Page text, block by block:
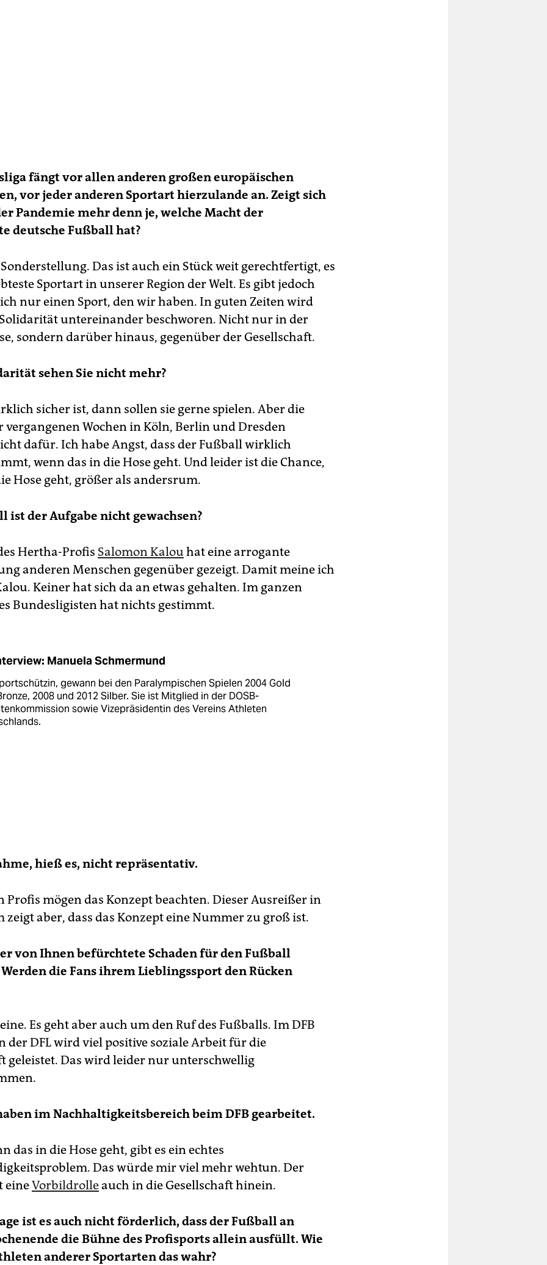
fängt vor allen anderen großen europäischen
vor jeder anderen Sportart hierzulande an. Zeigt sich
Pandemie mehr denn je, welche Macht der
deutsche Fußball hat?
Das ist auch ein Stück weit gerechtfertigt, es
Sportart in unserer Region der Welt. Es gibt jedoch
nur einen Sport, den wir haben. In guten Zeiten wird
untereinander beschworen. Nicht nur in der
sondern darüber hinaus, gegenüber der Gesellschaft.
sehen Sie nicht mehr?
sicher ist, dann sollen sie gerne spielen. Aber die
vergangenen Wochen in Köln, Berlin und Dresden
dafür. Ich habe Angst, dass der Fußball wirklich
wenn das in die Hose geht. Und leider ist die Chance,
Hose geht, größer als andersrum.
ist der Aufgabe nicht gewachsen?
Hertha-Profis Salomon Kalou hat eine arrogante
anderen Menschen gegenüber gezeigt. Damit meine ich
Keiner hat sich da an etwas gehalten. Im ganzen
Bundesligisten hat nichts gestimmt.
Manuela Schmermund
gewann bei den Paralympischen Spielen 2004 Gold
2008 und 2012 Silber. Sie ist Mitglied in der DOSB-
sowie Vizepräsidentin des Vereins Athleten
hieß es, nicht repräsentativ.
Profis mögen das Konzept beachten. Dieser Ausreißer in
zeigt aber, dass das Konzept eine Nummer zu groß ist.
von Ihnen befürchtete Schaden für den Fußball
Werden die Fans ihrem Lieblingssport den Rücken
Es geht aber auch um den Ruf des Fußballs. Im DFB
der DFL wird viel positive soziale Arbeit für die
geleistet. Das wird leider nur unterschwellig
im Nachhaltigkeitsbereich beim DFB gearbeitet.
das in die Hose geht, gibt es ein echtes
Das würde mir viel mehr wehtun. Der
eineVorbildrolleauch in die Gesellschaft hinein.
ist es auch nicht förderlich, dass der Fußball an
die Bühne des Profisports allein ausfüllt. Wie
anderer Sportarten das wahr?